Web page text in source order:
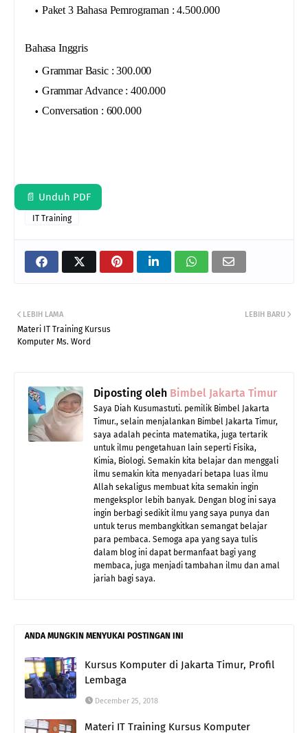
Paket 3 Bahasa Pemrograman : 4.500.000
Bahasa Inggris
Grammar Basic : 300.000
Grammar Advance : 400.000
Conversation : 600.000
📄 Unduh PDF
IT Training
LEBIH BARU
LEBIH LAMA
Materi IT Training Kursus
Komputer Ms. Word
Diposting oleh Bimbel Jakarta Timur
Saya Diah Kusumastuti. pemilik Bimbel Jakarta
Timur., selain menjalankan Bimbel Jakarta Timur,
saya adalah pecinta matematika, juga tertarik
untuk ilmu pengetahuan lain seperti Fisika,
Kimia, Biologi. Semakin kita belajar dan menggali
ilmu semakin kita menyadari betapa luas ilmu
Allah sekaligus membuat kita semakin ingin
mengeksplor lebih banyak. Dengan blog ini saya
ingin berbagi sedikit ilmu yang saya punya dan
untuk terus membangkitkan semangat belajar
para pembaca. Semoga apa yang saya tulis
dalam blog ini dapat bermanfaat bagi yang
membaca, juga menjadi tambahan ilmu dan amal
jariah bagi saya.
ANDA MUNGKIN MENYUKAI POSTINGAN INI
Kursus Komputer di Jakarta Timur, Profil
Lembaga
December 25, 2018
Materi IT Training Kursus Komputer